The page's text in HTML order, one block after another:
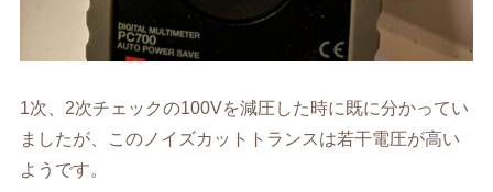
1次、2次チェックの100Vを減圧した時に既に分かってい
ましたが、このノイズカットトランスは若干電圧が高い
ようです。